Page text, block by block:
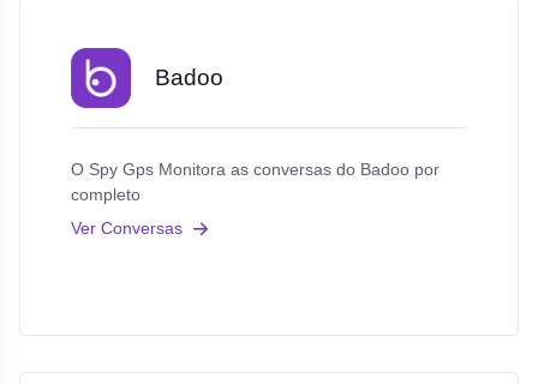
Badoo
O Spy Gps Monitora as conversas do Badoo por
completo
Ver Conversas